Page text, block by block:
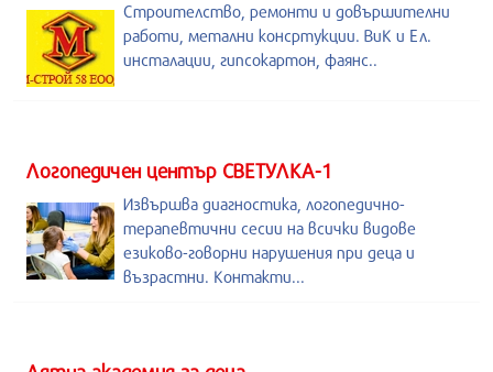
Строителство, ремонти и довършителни
работи, метални консртукции. ВиК и Ел.
инсталации, гипсокартон, фаянс..
Логопедичен център СВЕТУЛКА-1
Извършва диагностика, логопедично-
терапевтични сесии на всички видове
езиково-говорни нарушения при деца и
възрастни. Контакти...